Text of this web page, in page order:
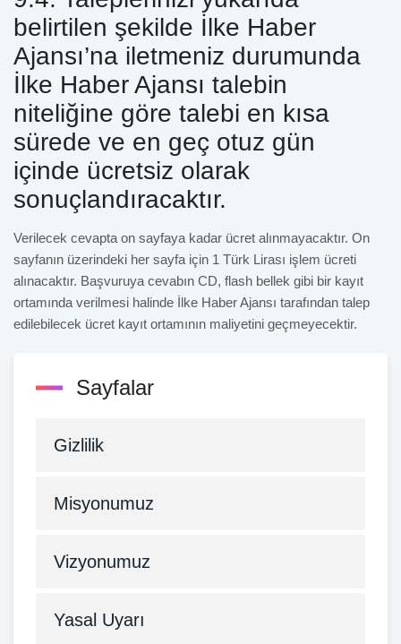
belirtilen şekilde İlke Haber
Ajansı’na iletmeniz durumunda
İlke Haber Ajansı talebin
niteliğine göre talebi en kısa
sürede ve en geç otuz gün
içinde ücretsiz olarak
sonuçlandıracaktır.
Verilecek cevapta on sayfaya kadar ücret alınmayacaktır. On
sayfanın üzerindeki her sayfa için 1 Türk Lirası işlem ücreti
alınacaktır. Başvuruya cevabın CD, flash bellek gibi bir kayıt
ortamında verilmesi halinde İlke Haber Ajansı tarafından talep
edilebilecek ücret kayıt ortamının maliyetini geçmeyecektir.
Sayfalar
Gizlilik
Misyonumuz
Vizyonumuz
Yasal Uyarı